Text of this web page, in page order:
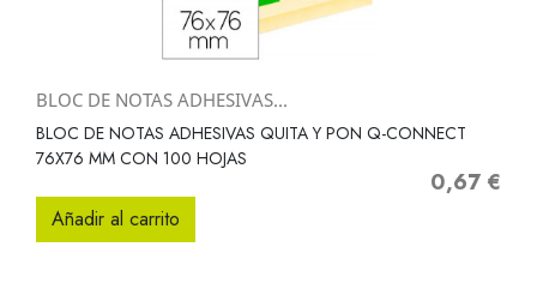
BLOC DE NOTAS ADHESIVAS...
BLOC DE NOTAS ADHESIVAS QUITA Y PON Q-CONNECT
76X76 MM CON 100 HOJAS
Precio
0,67 €
Añadir al carrito